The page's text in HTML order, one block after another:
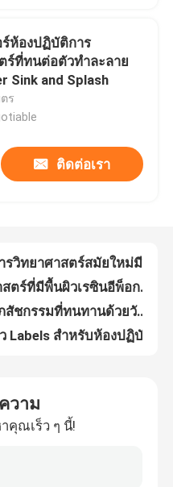
ยใหม่
หาวิทยาลัย
วิทยาศาสตร์
ะ
ร์ห้องปฏิบัติการ
ร์ที่ทนต่อตัวทำละลาย
Sink and Splash
ร
ติดต่อเรา
ตู้เก็บของไวไฟสีน้ำเงินสำหรับตู้สารเคมีอันตรายต่อการกัดกร่อน
เฟอร์นิเจอร์ห้องวิทยาศาสตร์ที่มีพื้นผิวเรซินอีพ็อกซี่, ตารางปฏิบัติการวิทยาศาสตร์
ห้องปฏิบัติการวิจัยทางเภสัชกรรมที่ทนทานด้วยวัสดุทนความร้อนด้วยสารเคมีอีพ๊อกซี่
วาม
คุณเร็ว ๆ นี้!